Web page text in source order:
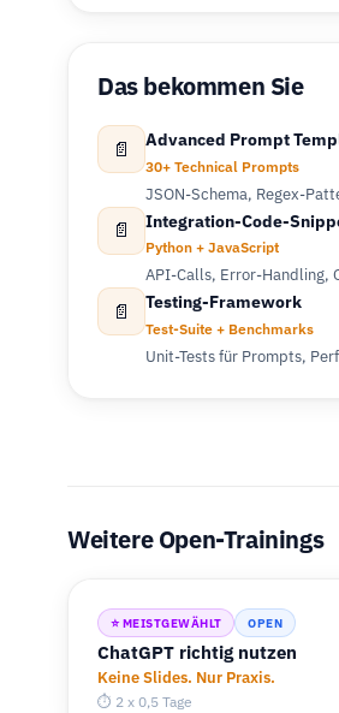
Das bekommen Sie
📄 Advanced Prompt
30+ Technical Prompts
JSON-Schema, Regex-
📄 Integration-Code-
Python + JavaScript
API-Calls, Error-Handling,
📄 Testing-Framework
Test-Suite + Benchmarks
Unit-Tests für Prompts,
Weitere Open-Trainings
⭐ MEISTGEWÄHLT OPEN
ChatGPT richtig nutzen
Keine Slides. Nur Praxis.
⏱ 2 x 0,5 Tage